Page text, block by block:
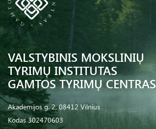
VALSTYBINIS MOKSLINIŲ
TYRIMŲ INSTITUTAS
GAMTOS TYRIMŲ CENTRAS
Akademijos g. 2, 08412 Vilnius
Kodas 302470603